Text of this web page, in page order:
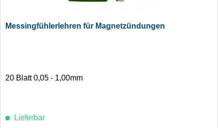
Messingfühlerlehren für Magnetzündungen
20 Blatt 0,05 - 1,00mm
Lieferbar